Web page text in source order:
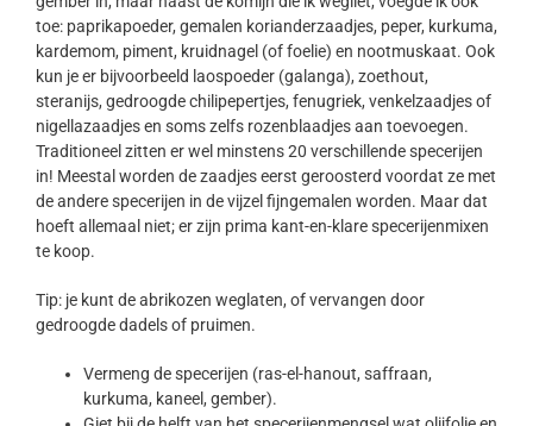
toe: paprikapoeder, gemalen korianderzaadjes, peper, kurkuma,
kardemom, piment, kruidnagel (of foelie) en nootmuskaat. Ook
kun je er bijvoorbeeld laospoeder (galanga), zoethout,
steranijs, gedroogde chilipepertjes, fenugriek, venkelzaadjes of
nigellazaadjes en soms zelfs rozenblaadjes aan toevoegen.
Traditioneel zitten er wel minstens 20 verschillende specerijen
in! Meestal worden de zaadjes eerst geroosterd voordat ze met
de andere specerijen in de vijzel fijngemalen worden. Maar dat
hoeft allemaal niet; er zijn prima kant-en-klare specerijenmixen
te koop.
Tip: je kunt de abrikozen weglaten, of vervangen door
gedroogde dadels of pruimen.
Vermeng de specerijen (ras-el-hanout, saffraan,
kurkuma, kaneel, gember).